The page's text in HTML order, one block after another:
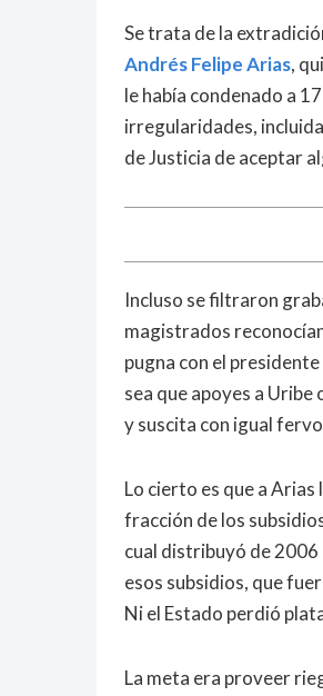
Se trata de la
Andrés Felipe Arias,
le había condenado a
irregularidades,
de Justicia de aceptar
Incluso se filtraron
magistrados
pugna con el
sea que apoyes a
y suscita con igual
Lo cierto es que a
fracción de los
cual distribuyó de 2006
esos subsidios, que
Ni el Estado perdió
La meta era proveer